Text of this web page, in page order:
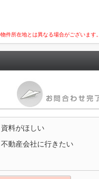
件所在地とは異なる場合がございます。
資料がほしい
不動産会社に行きたい